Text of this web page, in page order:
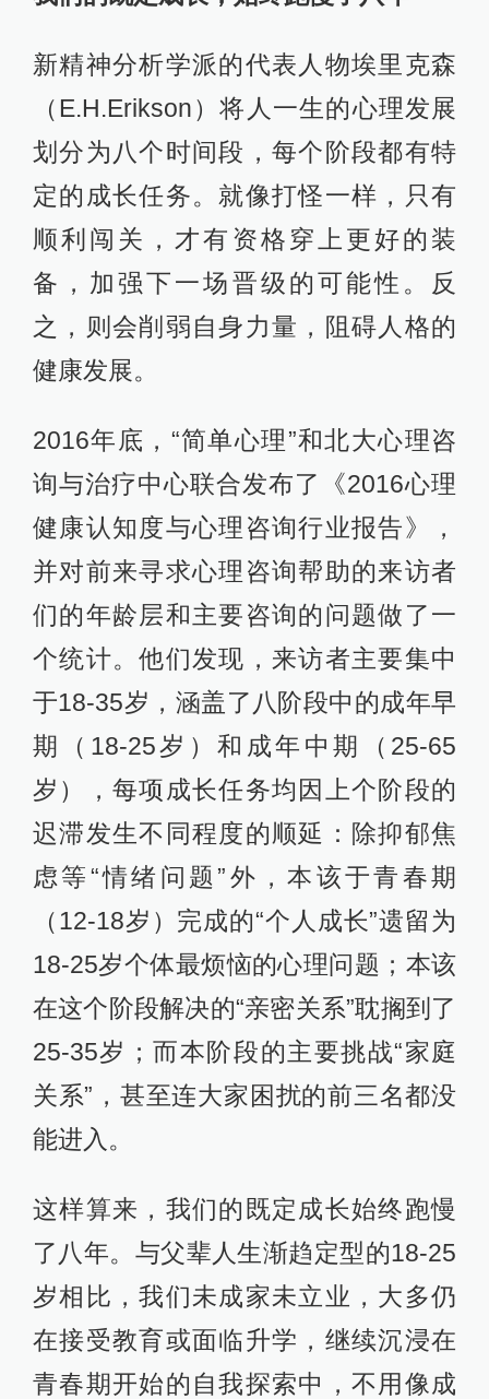
新精神分析学派的代表人物埃里克森
（E.H.Erikson）将人一生的心理发展
划分为八个时间段，每个阶段都有特
定的成长任务。就像打怪一样，只有
顺利闯关，才有资格穿上更好的装
备，加强下一场晋级的可能性。反
之，则会削弱自身力量，阻碍人格的
健康发展。
2016年底，“简单心理”和北大心理咨
询与治疗中心联合发布了《2016心理
健康认知度与心理咨询行业报告》，
并对前来寻求心理咨询帮助的来访者
们的年龄层和主要咨询的问题做了一
个统计。他们发现，来访者主要集中
于18-35岁，涵盖了八阶段中的成年早
期（18-25岁）和成年中期（25-65
岁），每项成长任务均因上个阶段的
迟滞发生不同程度的顺延：除抑郁焦
虑等“情绪问题”外，本该于青春期
（12-18岁）完成的“个人成长”遗留为
18-25岁个体最烦恼的心理问题；本该
在这个阶段解决的“亲密关系”耽搁到了
25-35岁；而本阶段的主要挑战“家庭
关系”，甚至连大家困扰的前三名都没
能进入。
这样算来，我们的既定成长始终跑慢
了八年。与父辈人生渐趋定型的18-25
岁相比，我们未成家未立业，大多仍
在接受教育或面临升学，继续沉浸在
青春期开始的自我探索中，不用像成